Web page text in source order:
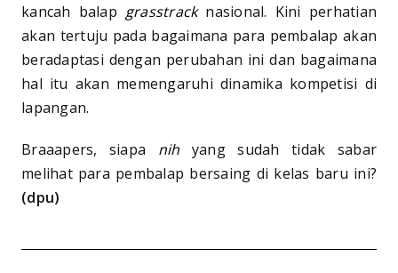
kancah balap grasstracknasional. Kini perhatian
akan tertuju pada bagaimana para pembalap akan
beradaptasi dengan perubahan ini dan bagaimana
hal itu akan memengaruhi dinamika kompetisi di
lapangan.
Braaapers, siapa nih yang sudah tidak sabar
melihat para pembalap bersaing di kelas baru ini?
(dpu)